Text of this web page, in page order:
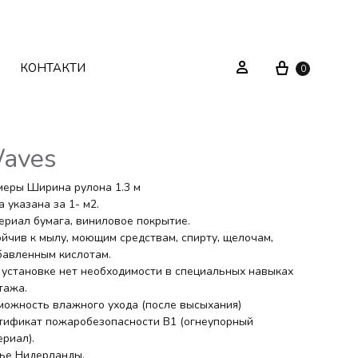
Текстиль
Декор
Вуличні меблі
Системи зберігання
Стелажі
Дзеркала
Вішаки
КОНТАКТИ Sign in Cart
0
Ширина рулона 1.3 м
указана за 1- м2.
бумага, виниловое покрытие.
к мылу, моющим средствам, спирту, щелочам,
кислотам.
нет необходимости в специальных навыках
влажного ухода (после высыхания)
пожаробезопасности В1 (огнеупорный